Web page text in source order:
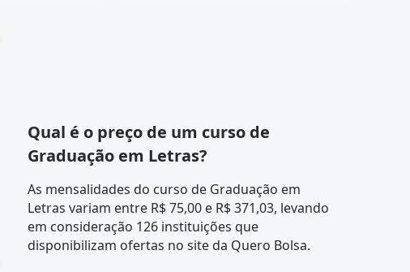
Qual é o preço de um curso de
Graduação em Letras?
As mensalidades do curso de Graduação em
Letras variam entre R$ 75,00 e R$ 371,03, levando
em consideração 126 instituições que
disponibilizam ofertas no site da Quero Bolsa.